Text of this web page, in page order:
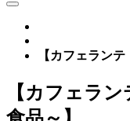
【カフェラン
【カフェラ